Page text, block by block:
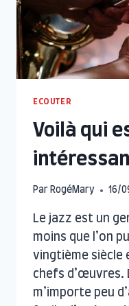
ECOUTER
Voilà qui
Par RogéMary 16/
Le jazz est un
moins que l’on
vingtième siècle
chefs d’œuvres.
m’importe peu